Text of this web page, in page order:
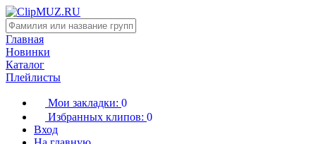
Главная
Новинки
Каталог
Плейлисты
Мои закладки: 0
Избранных клипов: 0
Вход